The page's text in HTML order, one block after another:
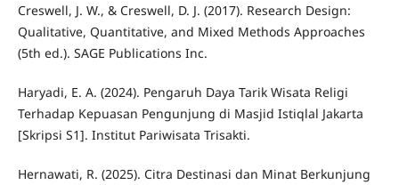
Creswell, J. W., & Creswell, D. J. (2017). Research Design:
Qualitative, Quantitative, and Mixed Methods Approaches
(5th ed.). SAGE Publications Inc.
Haryadi, E. A. (2024). Pengaruh Daya Tarik Wisata Religi
Terhadap Kepuasan Pengunjung di Masjid Istiqlal Jakarta
[Skripsi S1]. Institut Pariwisata Trisakti.
Hernawati, R. (2025). Citra Destinasi dan Minat Berkunjung